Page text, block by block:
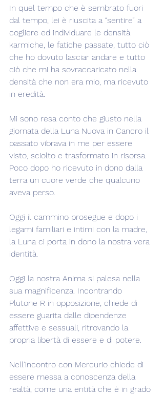
In quel tempo che è sembrato fuori
dal tempo, lei è riuscita a “sentire” a
cogliere ed individuare le densità
karmiche, le fatiche passate, tutto ciò
che ho dovuto lasciar andare e tutto
ciò che mi ha sovraccaricato nella
densità che non era mio, ma ricevuto
in eredità.
Mi sono resa conto che giusto nella
giornata della Luna Nuova in Cancro il
passato vibrava in me per essere
visto, sciolto e trasformato in risorsa.
Poco dopo ho ricevuto in dono dalla
terra un cuore verde che qualcuno
aveva perso.
Oggi il cammino prosegue e dopo i
legami familiari e intimi con la madre,
la Luna ci porta in dono la nostra vera
identità.
Oggi la nostra Anima si palesa nella
sua magnificenza. Incontrando
Plutone R in opposizione, chiede di
essere guarita dalle dipendenze
affettive e sessuali, ritrovando la
propria libertà di essere e di potere.
Nell'incontro con Mercurio chiede di
essere messa a conoscenza della
realtà, come una entità che è in grado